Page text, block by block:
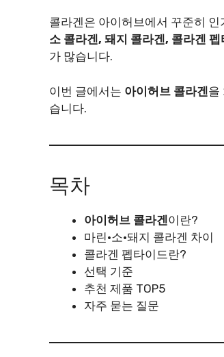
콜라겐은 아이허브에서 꾸준히
소 콜라겐, 돼지 콜라겐, 콜라겐 펩
가 많습니다.
이번 글에서는 아이허브 콜라겐을
습니다.
목차
아이허브 콜라겐이란?
마린·소·돼지 콜라겐 차이
콜라겐 펩타이드란?
선택 기준
추천 제품 TOP5
자주 묻는 질문